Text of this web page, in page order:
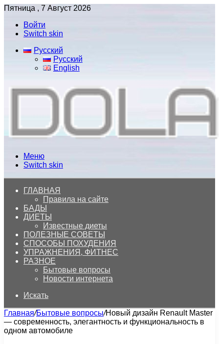
Пятница , 7 Август 2026
Войти
Switch skin
Русский
Русский
English
Меню
Switch skin
ГЛАВНАЯ
Правила на сайте
БАДЫ
ДИЕТЫ
Известные диеты
ПОЛЕЗНЫЕ СОВЕТЫ
СПОСОБЫ ПОХУДЕНИЯ
УПРАЖНЕНИЯ, ФИТНЕС
РАЗНОЕ
Бытовые вопросы
Новости интернета
Искать
Главная/Бытовые вопросы/Новый дизайн Renault Master
— современность, элегантность и функциональность в
одном автомобиле